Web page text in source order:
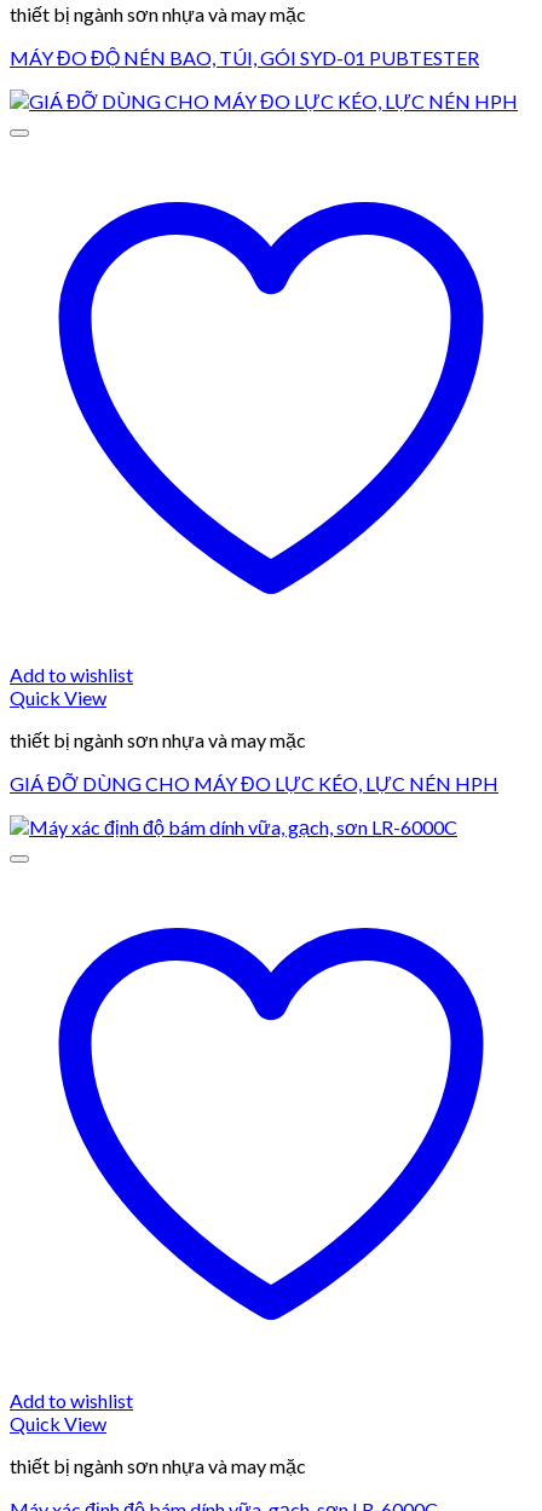
thiết bị ngành sơn nhựa và may mặc
MÁY ĐO ĐỘ NÉN BAO, TÚI, GÓI SYD-01 PUBTESTER
Add to wishlist
Quick View
thiết bị ngành sơn nhựa và may mặc
GIÁ ĐỠ DÙNG CHO MÁY ĐO LỰC KÉO, LỰC NÉN HPH
Add to wishlist
Quick View
thiết bị ngành sơn nhựa và may mặc